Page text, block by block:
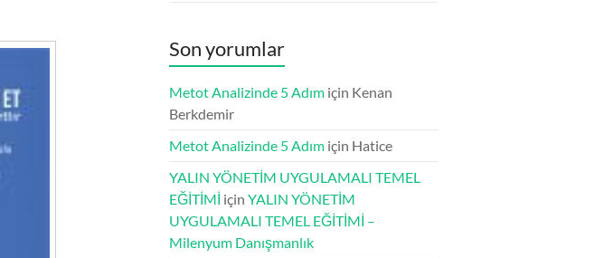
Son yorumlar
Metot Analizinde 5 Adımiçin Kenan
Berkdemir
Metot Analizinde 5 Adımiçin Hatice
YALIN YÖNETİM UYGULAMALI TEMEL
EĞİTİMİ için YALIN YÖNETİM
UYGULAMALI TEMEL EĞİTİMİ –
Milenyum Danışmanlık